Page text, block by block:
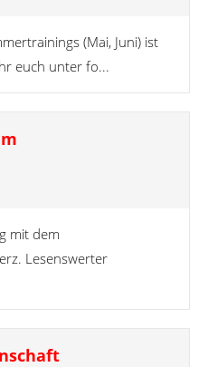
(Mai, Juni) ist
euch unter fo...
mit dem
Lesenswerter